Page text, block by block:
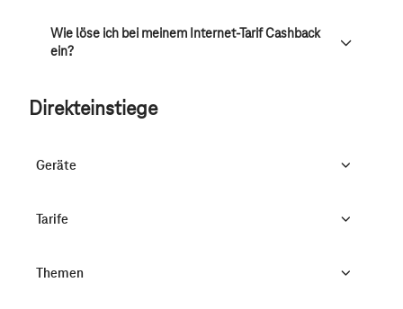
Wie löse ich bei meinem Internet-Tarif Cashback
ein?
Direkteinstiege
Geräte
Tarife
Themen